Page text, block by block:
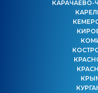
КАРАЧАЕВО-